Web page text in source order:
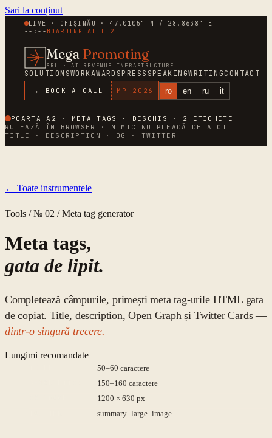
Sari la conținut
LIVE · CHIȘINĂU · 47.0105° N / 28.8638° E
--:-- BOARDING AT TL2
Mega Promoting
SRL · AI REVENUE INFRASTRUCTURE
SOLUTIONSWORKAWARDSPRESS SPEAKINGWRITINGCONTACT
→ BOOK A CALL MP- 2026 ro en ru it
POARTA A2 · META TAGS · DESCHIS · 2
ETICHETE
RULEAZĂ ÎN BROWSER · NIMIC NU PLEACĂ DE AICI
TITLE · DESCRIPTION · OG · TWITTER
← Toate instrumentele
Tools / № 02 / Meta tag generator
Meta tags,
gata de lipit.
Completează câmpurile, primești meta tag-urile HTML gata
de copiat. Title, description, Open Graph și Twitter Cards —
dintr-o singură trecere.
Lungimi recomandate
50–60 caractere
150–160 caractere
1200 × 630 px
summary_large_image